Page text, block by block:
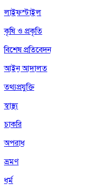
লাইফস্টাইল
কৃষি ও প্রকৃতি
বিশেষ প্রতিবেদন
আইন আদালত
তথ্যপ্রযুক্তি
স্বাস্থ্য
চাকরি
অপরাধ
ভ্রমণ
ধর্ম